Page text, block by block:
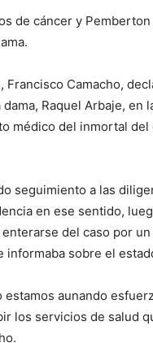
de cáncer y
Camacho,
Raquel Arbaje, en
médico del inmortal
seguimiento a las
en ese sentido,
del caso por
informaba sobre el
aunando
los servicios de salud